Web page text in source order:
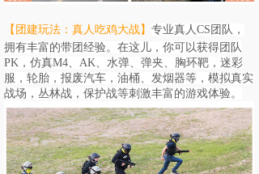
【团建玩法：真人吃鸡大战】 专业真人CS团队，
拥有丰富的带团经验。在这儿，你可以获得团队
PK， 仿真M4、AK、水弹、弹夹、胸环靶，迷彩
服，轮胎，报废汽车，油桶、发烟器等， 模拟真实
战场，丛林战，保护战等刺激丰富的游戏体验。